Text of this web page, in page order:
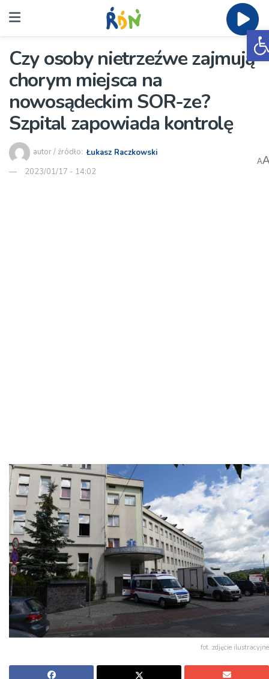
Czy osoby nietrzeźwe zajmują
chorym miejsca na
nowosądeckim SOR-ze?
Szpital zapowiada kontrolę
autor / źródło: Łukasz Raczkowski
2023/01/17 - 14:02
A
fot. zdjęcie ilustracyjne